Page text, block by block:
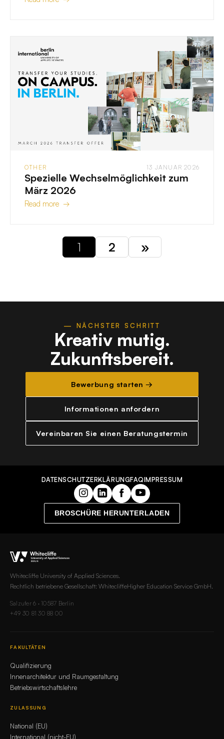
OTHER 13 JANUAR 2026
Spezielle Wechselmöglichkeit zum
März 2026
Read more →
1 2 »
— NÄCHSTER SCHRITT
Kreativ mutig.
Zukunftsbereit.
Bewerbung starten →
Informationen anfordern
Vereinbaren Sie einen Beratungstermin
DATENSCHUTZERKLÄRUNGFAQIMPRESSUM
BROSCHÜRE HERUNTERLADEN
Whitecliffe University of Applied Sciences.
Rechtlich betriebene Gesellschaft: WhitecliffeHigher Education Service GmbH.
Salzufer 6 · 10587 Berlin
+49 30 81 30 88 00
FAKULTÄTEN
Qualifizierung
Innenarchitektur und Raumgestaltung
Betriebswirtschaftslehre
ZULASSUNG
National (EU)
International (nicht-EU)